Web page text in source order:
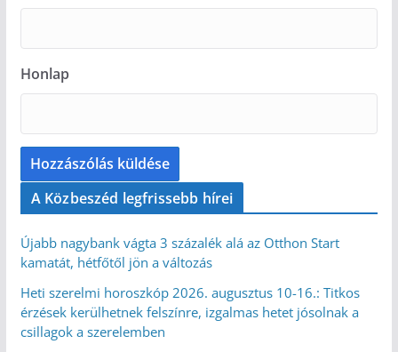
Honlap
A Közbeszéd legfrissebb hírei
Újabb nagybank vágta 3 százalék alá az Otthon Start
kamatát, hétfőtől jön a változás
Heti szerelmi horoszkóp 2026. augusztus 10-16.: Titkos
érzések kerülhetnek felszínre, izgalmas hetet jósolnak a
csillagok a szerelemben